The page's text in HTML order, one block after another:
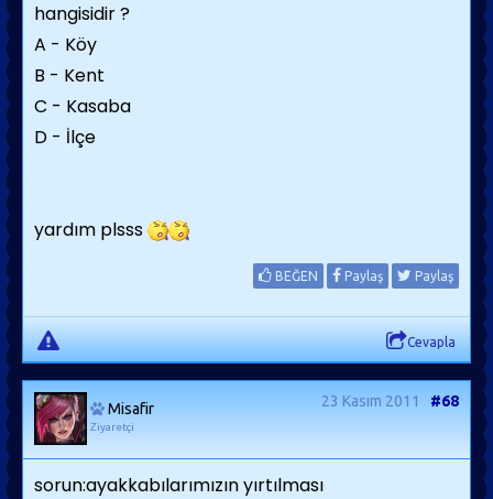
hangisidir ?
A - Köy
B - Kent
C - Kasaba
D - İlçe
yardım plsss
BEĞEN Paylaş Paylaş
Cevapla
Misafir
Ziyaretçi
23 Kasım 2011 #68
sorun:ayakkabılarımızın yırtılması